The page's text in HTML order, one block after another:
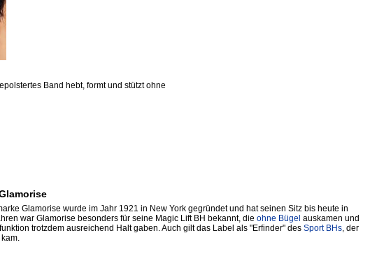
Band hebt, formt und stützt ohne
Glamorise wurde im Jahr 1921 in New York gegründet und hat seinen Sitz bis heute in
war Glamorise besonders für seine Magic Lift BH bekannt, dieohne Bügel auskamen und
trotzdem ausreichend Halt gaben. Auch gilt das Label als "Erfinder" desSport BHs, der